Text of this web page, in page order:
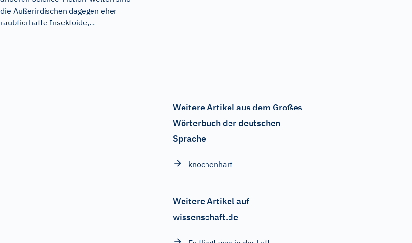
die Außerirdischen dagegen eher
raubtierhafte Insektoide,...
Weitere Artikel aus dem Großes
Wörterbuch der deutschen
Sprache
knochenhart
Weitere Artikel auf
wissenschaft.de